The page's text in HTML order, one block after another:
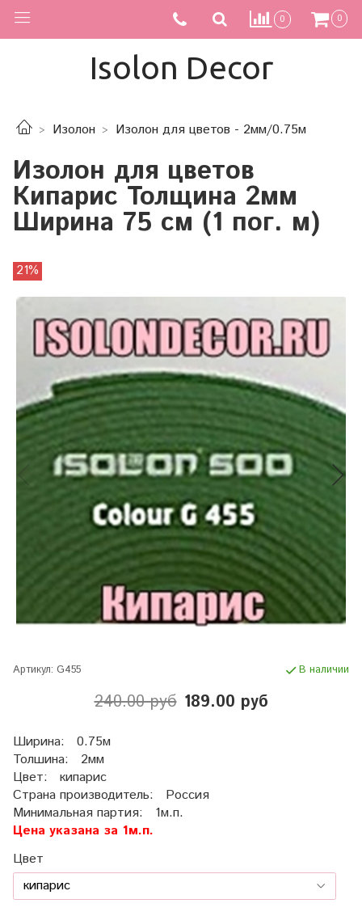
0 0
Isolon Decor
Изолон Изолон для цветов - 2мм/0.75м
Изолон для цветов
Кипарис Толщина 2мм
Ширина 75 см (1 пог. м)
21%
Артикул: G455 В наличии
240.00 руб 189.00 руб
Ширина: 0.75м
Толшина: 2мм
Цвет: кипарис
Страна производитель: Россия
Минимальная партия: 1м.п.
Цена указана за 1м.п.
Цвет